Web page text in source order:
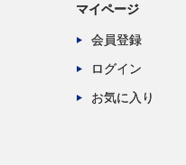
マイページ
会員登録
ログイン
お気に入り